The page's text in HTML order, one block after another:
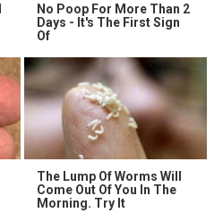
No Poop For More Than 2
Days - It's The First Sign
Of
The Lump Of Worms Will
Come Out Of You In The
Morning. Try It